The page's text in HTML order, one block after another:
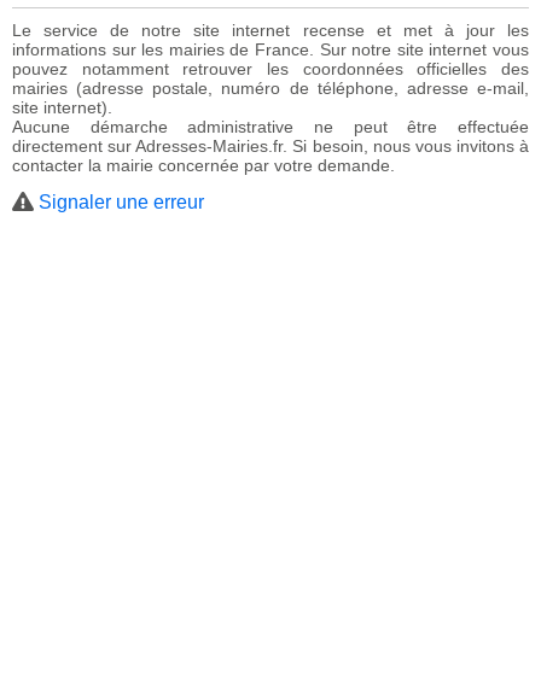
Le service de notre site internet recense et met à jour les
informations sur les mairies de France. Sur notre site internet vous
pouvez notamment retrouver les coordonnées officielles des
mairies (adresse postale, numéro de téléphone, adresse e-mail,
site internet).
Aucune démarche administrative ne peut être effectuée
directement sur Adresses-Mairies.fr. Si besoin, nous vous invitons à
contacter la mairie concernée par votre demande.
Signaler une erreur